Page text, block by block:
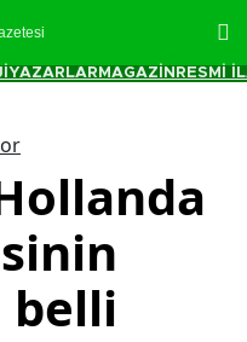
YAZARLAR MAGAZİN RESMİ
belli